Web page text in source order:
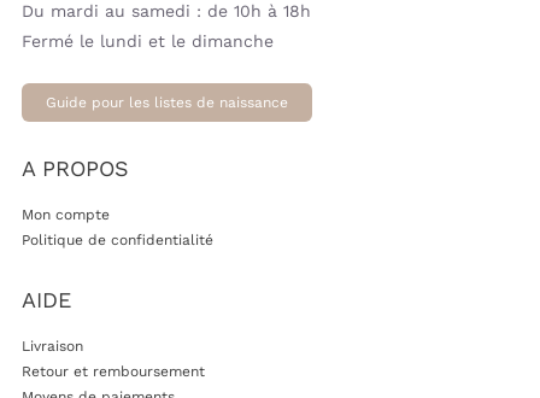
Du mardi au samedi : de 10h à 18h
Fermé le lundi et le dimanche
Guide pour les listes de naissance
A PROPOS
Mon compte
Politique de confidentialité
AIDE
Livraison
Retour et remboursement